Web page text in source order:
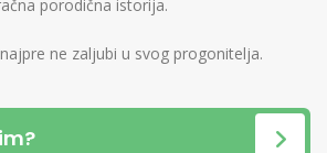
porodična istorija.
ne zaljubi u svog progonitelja.